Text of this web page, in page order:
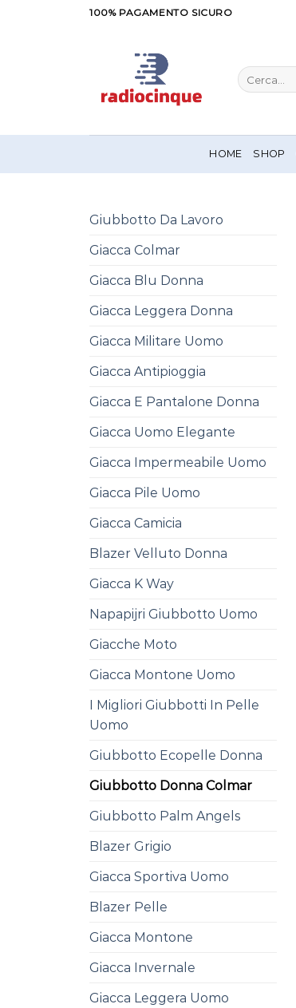
100% PAGAMENTO SICURO
Cerca:
HOME SHOP
Giubbotto Da Lavoro
Giacca Colmar
Giacca Blu Donna
Giacca Leggera Donna
Giacca Militare Uomo
Giacca Antipioggia
Giacca E Pantalone Donna
Giacca Uomo Elegante
Giacca Impermeabile Uomo
Giacca Pile Uomo
Giacca Camicia
Blazer Velluto Donna
Giacca K Way
Napapijri Giubbotto Uomo
Giacche Moto
Giacca Montone Uomo
I Migliori Giubbotti In Pelle
Uomo
Giubbotto Ecopelle Donna
Giubbotto Donna Colmar
Giubbotto Palm Angels
Blazer Grigio
Giacca Sportiva Uomo
Blazer Pelle
Giacca Montone
Giacca Invernale
Giacca Leggera Uomo